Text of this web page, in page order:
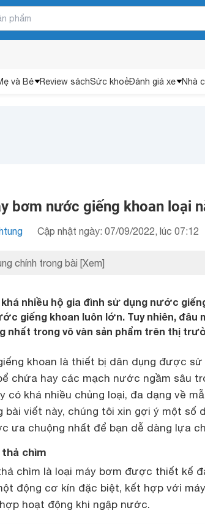
và Bé Review sáchSức khoẻĐánh giá xe Nhà
bơm nước giếng khoan loại
Cập nhật ngày: 07/09/2022, lúc 07:12
chính trong bài [Xem]
khá nhiều hộ gia đình sử dụng nước
giếng khoan luôn lớn. Tuy nhiên, đâu
trong vô vàn sản phẩm trên thị
khoan là thiết bị dân dụng được
chứa hay các mạch nước ngầm sâu
có khá nhiều chủng loại, đa dạng về
bài viết này, chúng tôi xin gợi ý một số
ưa chuộng nhất để bạn dễ dàng lựa
chìm
chìm là loại máy bơm được thiết kế
động cơ kín đặc biệt, kết hợp với
hoạt động khi ngập nước.